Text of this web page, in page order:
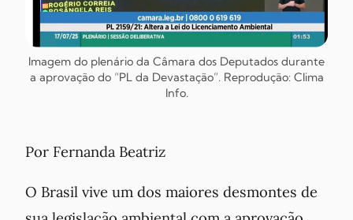
Imagem do plenário da Câmara dos Deputados durante
a aprovação do “PL da Devastação”. Reprodução: Clima
Info.
Por Fernanda Beatriz
O Brasil vive um dos maiores desmontes de